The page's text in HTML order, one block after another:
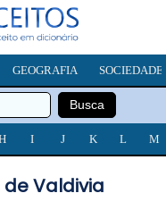
GEOGRAFIA SOCIEDADE
I J K L M
Valdivia